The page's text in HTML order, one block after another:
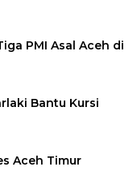
PMI Asal Aceh di
Bantu Kursi
Aceh Timur